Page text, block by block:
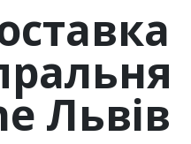
Львів